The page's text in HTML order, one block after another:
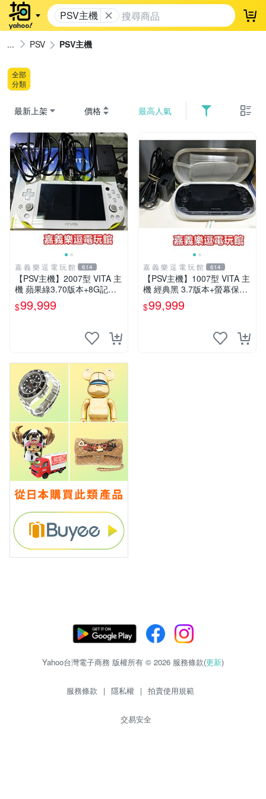
PSV主機 登
PSV PSV主機
全部
分類
最新上架 價格 最高人氣
嘉 義 樂 逗 電 玩 館 614
【PSV主機】2007型 VITA 主
機 蘋果綠3.70版本+8G記憶
卡+螢幕保護貼【9成新】✪中
古二手✪嘉義樂逗電玩館
$99,999
嘉 義 樂 逗 電 玩 館 614
【PSV主機】1007型 VITA 主
機 經典黑 3.7版本+螢幕保護
貼+主機收納包【9成新】✪中
古二手✪嘉義樂逗電玩館
$99,999
Yahoo台灣電子商務 版權所有 © 2026 服務條款(更新)
服務條款 | 隱私權 | 拍賣使用規範
交易安全